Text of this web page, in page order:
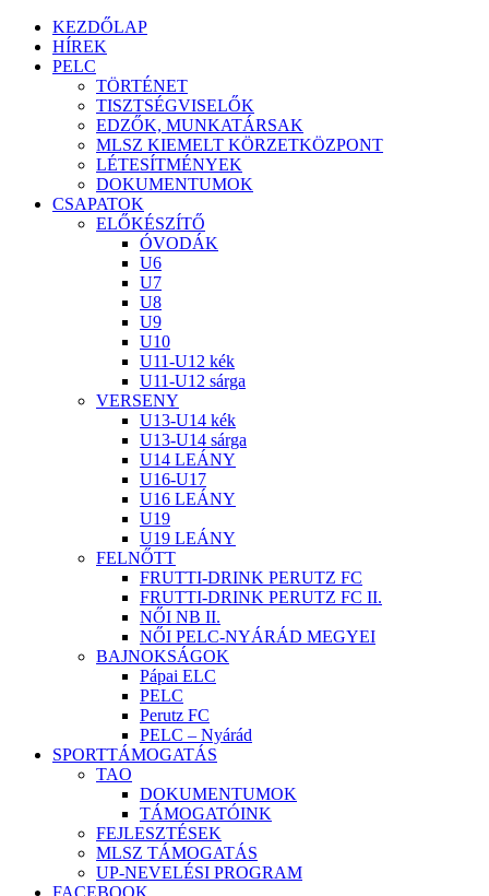
KEZDŐLAP
HÍREK
PELC
TÖRTÉNET
TISZTSÉGVISELŐK
EDZŐK, MUNKATÁRSAK
MLSZ KIEMELT KÖRZETKÖZPONT
LÉTESÍTMÉNYEK
DOKUMENTUMOK
CSAPATOK
ELŐKÉSZÍTŐ
ÓVODÁK
U6
U7
U8
U9
U10
U11-U12 kék
U11-U12 sárga
VERSENY
U13-U14 kék
U13-U14 sárga
U14 LEÁNY
U16-U17
U16 LEÁNY
U19
U19 LEÁNY
FELNŐTT
FRUTTI-DRINK PERUTZ FC
FRUTTI-DRINK PERUTZ FC II.
NŐI NB II.
NŐI PELC-NYÁRÁD MEGYEI
BAJNOKSÁGOK
Pápai ELC
PELC
Perutz FC
PELC – Nyárád
SPORTTÁMOGATÁS
TAO
DOKUMENTUMOK
TÁMOGATÓINK
FEJLESZTÉSEK
MLSZ TÁMOGATÁS
UP-NEVELÉSI PROGRAM
FACEBOOK